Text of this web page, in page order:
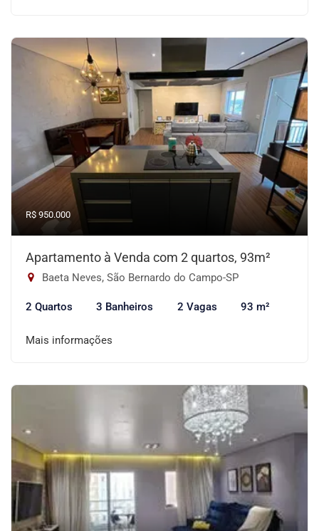
R$ 950.000
Apartamento à Venda com 2 quartos, 93m²
Baeta Neves, São Bernardo do Campo-SP
2 Quartos 3 Banheiros 2 Vagas 93 m²
Mais informações